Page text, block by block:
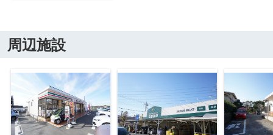
周辺施設